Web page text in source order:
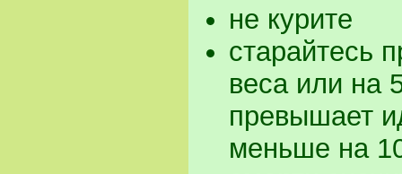
не курите
старайтесь
веса или на
превышает
меньше на